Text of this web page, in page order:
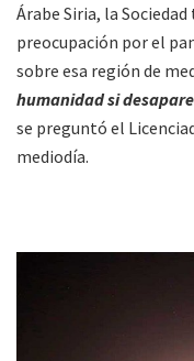
Árabe Siria, la
preocupación por el
sobre esa región de
humanidad si
se preguntó el
mediodía.